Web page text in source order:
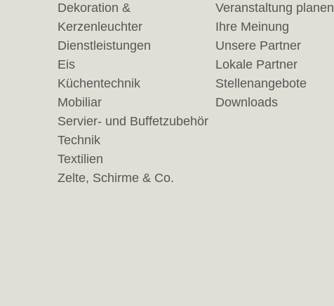
Dekoration &
Kerzenleuchter
Dienstleistungen
Eis
Küchentechnik
Mobiliar
Servier- und Buffetzubehör
Technik
Textilien
Zelte, Schirme & Co.
Veranstaltung planen
Ihre Meinung
Unsere Partner
Lokale Partner
Stellenangebote
Downloads